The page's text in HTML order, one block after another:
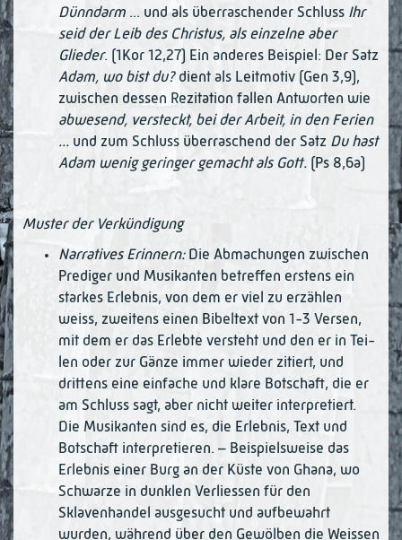
Dünndarm ... und als überra­schen­­­der Schluss Ihr
seid der Leib des Christus, als einzelne aber
Glieder. (1Kor 12,27) Ein anderes Beispiel: Der Satz
Adam, wo bist du?dient als Leitmotiv (Gen 3,9),
zwi­schen des­sen Rezitation fallen Antworten wie
abwesend, versteckt, bei der Arbeit, in den Fe­rien
... und zum Schluss überraschend der Satz Du hast
Adam wenig ge­ringer gemacht als Gott. (Ps 8,6a)
Muster der Verkündigung
Narratives Erinnern: Die Abmachungen zwischen
Prediger und Musikanten betref­fen erstens ein
starkes Erlebnis, von dem er viel zu erzählen
weiss, zweitens einen Bibeltext von 1-3 Versen,
mit dem er das Erlebte versteht und den er in Tei­
len oder zur Gänze immer wieder zi­tiert, und
drittens eine einfache und klare Bot­schaft, die er
am Schluss sagt, aber nicht weiter interpretiert.
Die Musikanten sind es, die Erlebnis, Text und
Botschaft inter­pretieren. – Beispielsweise das
Erlebnis einer Burg an der Küste von Ghana, wo
Schwarze in dunklen Verliessen für den
Sklavenhandel aus­gesucht und aufbewahrt
wurden, während über den Gewölben die Weissen